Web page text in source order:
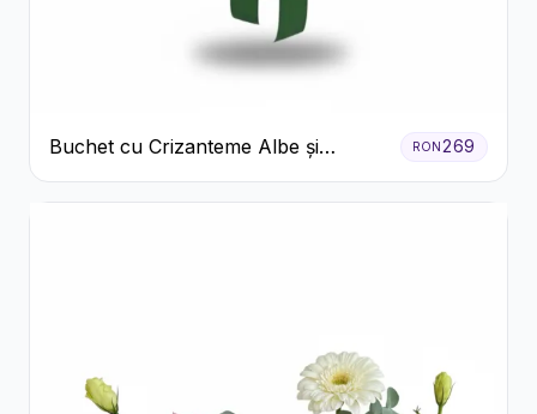
Buchet cu Crizanteme Albe și
Galbene
RON269